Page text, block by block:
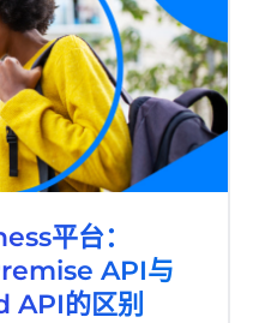
平台：
API与
的区别